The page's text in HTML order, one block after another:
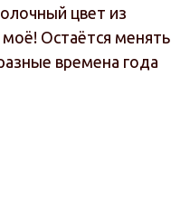
цвет из
моё! Остаётся менять
времена года